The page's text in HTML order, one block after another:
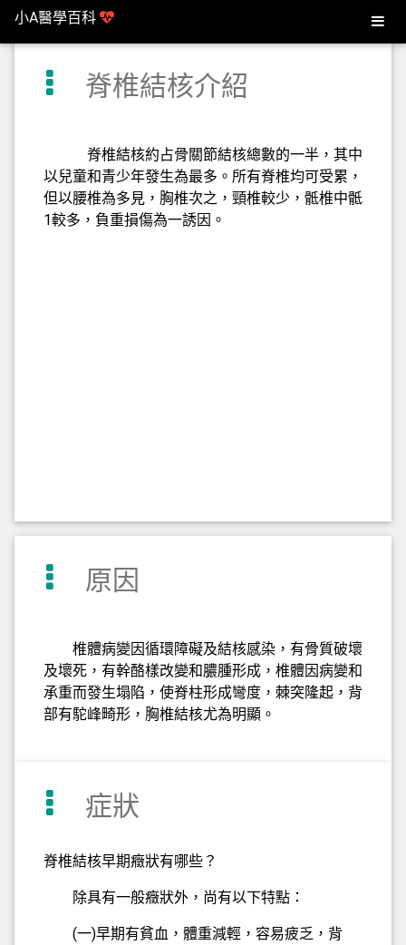
小A醫學百科
脊椎結核介紹
脊椎結核約占骨關節結核總數的一半，其中
以兒童和青少年發生為最多。所有脊椎均可受累，
但以腰椎為多見，胸椎次之，頸椎較少，骶椎中骶
1較多，負重損傷為一誘因。
原因
椎體病變因循環障礙及結核感染，有骨質破壞
及壞死，有幹酪樣改變和膿腫形成，椎體因病變和
承重而發生塌陷，使脊柱形成彎度，棘突隆起，背
部有駝峰畸形，胸椎結核尤為明顯。
症狀
脊椎結核早期癥狀有哪些？
除具有一般癥狀外，尚有以下特點：
(一)早期有貧血，體重減輕，容易疲乏，背